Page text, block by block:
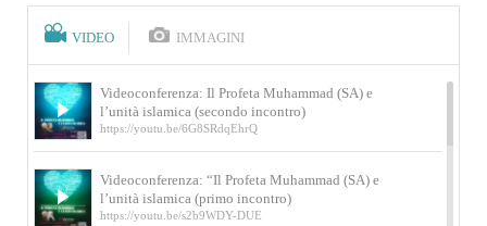
VIDEO IMMAGINI
Videoconferenza: Il Profeta Muhammad (SA) e
l’unità islamica (secondo incontro)
https://youtu.be/6G8SRdqEhrQ
Videoconferenza: “Il Profeta Muhammad (SA) e
l’unità islamica (primo incontro)
https://youtu.be/s2b9WDY-DUE